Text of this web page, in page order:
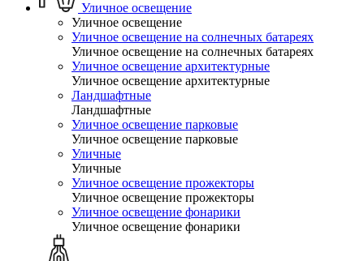
Уличное освещение
Уличное освещение
Уличное освещение на солнечных батареях
Уличное освещение на солнечных батареях
Уличное освещение архитектурные
Уличное освещение архитектурные
Ландшафтные
Ландшафтные
Уличное освещение парковые
Уличное освещение парковые
Уличные
Уличные
Уличное освещение прожекторы
Уличное освещение прожекторы
Уличное освещение фонарики
Уличное освещение фонарики